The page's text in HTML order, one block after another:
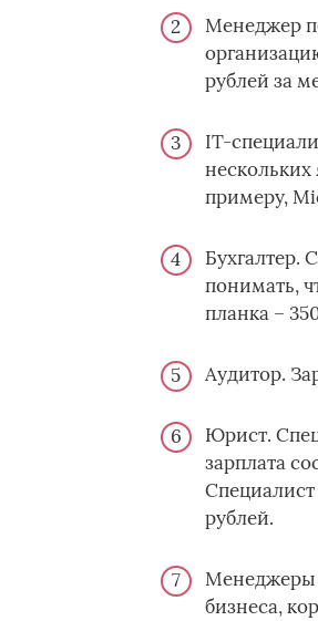
Менеджер
рублей за
IT-
примеру,
Бухгалтер.
понимать,
планка –
Аудитор.
Юрист.
зарплата
рублей.
Менеджеры
бизнеса,